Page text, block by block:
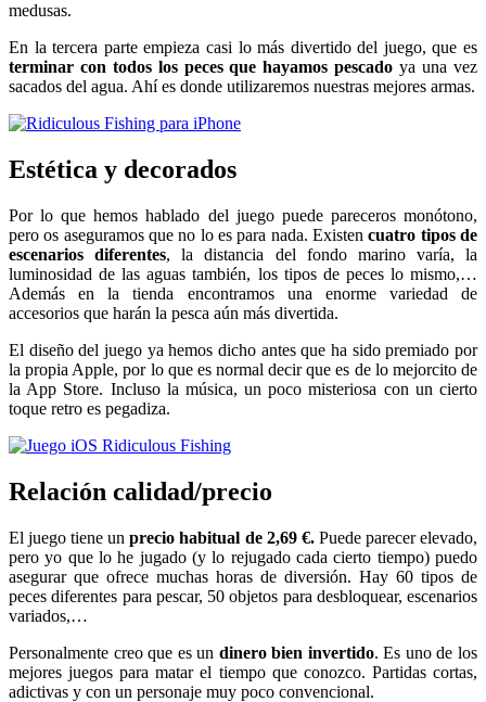
medusas.
En la tercera parte empieza casi lo más divertido del juego, que es
terminar con todos los peces que hayamos pescado ya una vez
sacados del agua. Ahí es donde utilizaremos nuestras mejores armas.
Estética y decorados
Por lo que hemos hablado del juego puede pareceros monótono,
pero os aseguramos que no lo es para nada. Existencuatro tipos de
escenarios diferentes, la distancia del fondo marino varía, la
luminosidad de las aguas también, los tipos de peces lo mismo,…
Además en la tienda encontramos una enorme variedad de
accesorios que harán la pesca aún más divertida.
El diseño del juego ya hemos dicho antes que ha sido premiado por
la propia Apple, por lo que es normal decir que es de lo mejorcito de
la App Store. Incluso la música, un poco misteriosa con un cierto
toque retro es pegadiza.
Relación calidad/precio
El juego tiene unprecio habitual de 2,69 €.Puede parecer elevado,
pero yo que lo he jugado (y lo rejugado cada cierto tiempo) puedo
asegurar que ofrece muchas horas de diversión. Hay 60 tipos de
peces diferentes para pescar, 50 objetos para desbloquear, escenarios
variados,…
Personalmente creo que es un dinero bien invertido. Es uno de los
mejores juegos para matar el tiempo que conozco. Partidas cortas,
adictivas y con un personaje muy poco convencional.